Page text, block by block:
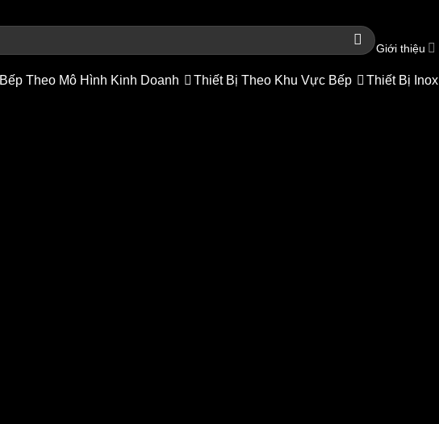
Giới thiệu
Bếp Theo Mô Hình Kinh Doanh Thiết Bị Theo Khu Vực Bếp Thiết Bị Inox